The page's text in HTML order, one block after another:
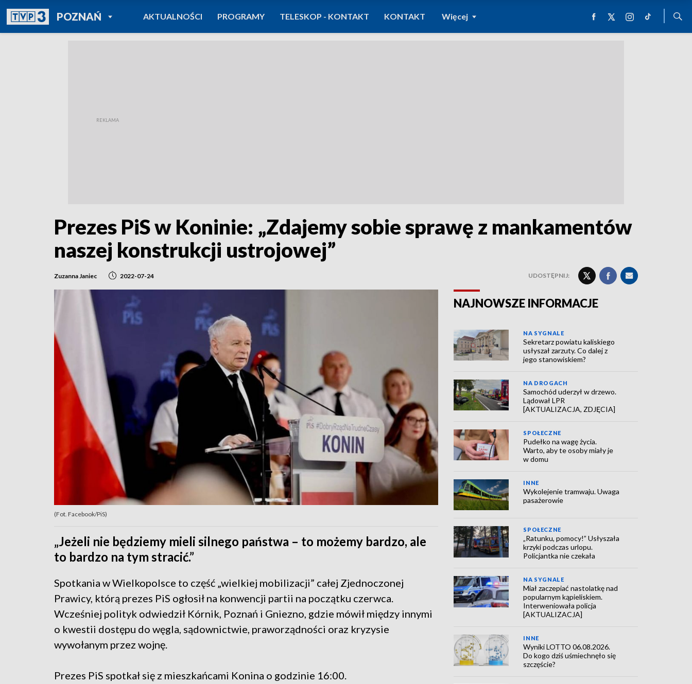
POZNAŃPOWRÓT DO
TVP REGIONY
AKTUALNOŚCI PROGRAMY TELESKOP - KONTAKT KONTAKT Więcej
Prezes PiS w Koninie: „Zdajemy sobie sprawę z mankamentów
naszej konstrukcji ustrojowej”
Zuzanna Janiec 2022-07-24 UDOSTĘPNIJ:
(Fot. Facebook/PiS)
„Jeżeli nie będziemy mieli silnego państwa – to możemy bardzo, ale
to bardzo na tym stracić.”
Spotkania w Wielkopolsce to część „wielkiej mobilizacji” całej Zjednoczonej
Prawicy, którą prezes PiS ogłosił na konwencji partii na początku czerwca.
Wcześniej polityk odwiedził Kórnik, Poznań i Gniezno, gdzie mówił między innymi
o kwestii dostępu do węgla, sądownictwie, praworządności oraz kryzysie
wywołanym przez wojnę.
Prezes PiS spotkał się z mieszkańcami Konina o godzinie 16:00.
NAJNOWSZE INFORMACJE
NA SYGNALE
Sekretarz powiatu kaliskiego
usłyszał zarzuty. Co dalej z
jego stanowiskiem?
NA DROGACH
Samochód uderzył w drzewo.
Lądował LPR
[AKTUALIZACJA, ZDJĘCIA]
SPOŁECZNE
Pudełko na wagę życia.
Warto, aby te osoby miały je
w domu
INNE
Wykolejenie tramwaju. Uwaga
pasażerowie
SPOŁECZNE
„Ratunku, pomocy!” Usłyszała
krzyki podczas urlopu.
Policjantka nie czekała
NA SYGNALE
Miał zaczepiać nastolatkę nad
popularnym kąpieliskiem.
Interweniowała policja
[AKTUALIZACJA]
INNE
Wyniki LOTTO 06.08.2026.
Do kogo dziś uśmiechnęło się
szczęście?